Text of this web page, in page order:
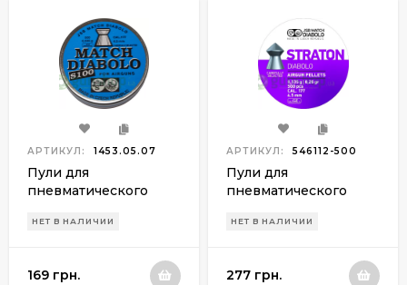
АРТИКУЛ: 1453.05.07
Пули для
пневматического
Diablo S100 4.52 мм
НЕТ В НАЛИЧИИ
169 грн.
АРТИКУЛ: 546112-500
Пули для
пневматического
Diablo 4.5 мм (500шт.)
НЕТ В НАЛИЧИИ
277 грн.